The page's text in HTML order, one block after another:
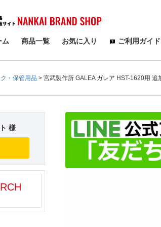
検索
ム 商品一覧 お気に入り ご利用ガイド
・保管用品 宮武製作所 GALEA ガレア HST-1620用
様